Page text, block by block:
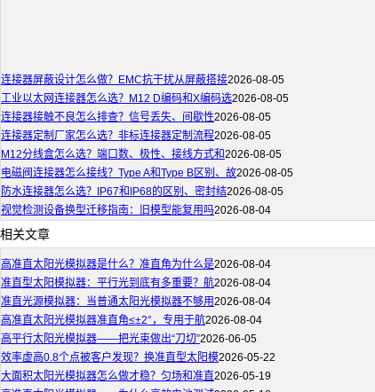
连接器屏蔽设计怎么做？EMC抗干扰从屏蔽搭接2026-08-05
工业以太网连接器怎么选？M12 D编码和X编码选2026-08-05
连接器接触不良怎么排查？信号丢失、间歇性2026-08-05
连接器定制厂家怎么选？非标连接器定制流程2026-08-05
M12分线盒怎么选？端口数、极性、接线方式和2026-08-05
电磁阀连接器怎么接线？Type A和Type B区别、故2026-08-05
防水连接器怎么选？IP67和IP68的区别、密封结2026-08-05
视觉检测设备换型迁移指南：旧模型能复用吗2026-08-04
相关文章
高准直太阳光模拟器是什么？准直角为什么是2026-08-04
准直型太阳模拟器：平行光到底有多重要？航2026-08-04
准直光源模拟器：当普通太阳光模拟器不够用2026-08-04
高准直太阳光模拟器准直角≤±2°，专用于航2026-08-04
高平行太阳光模拟器——把光束做出“刀切”2026-06-05
效率虚高0.8个点被客户发现？换准直型太阳模2026-05-22
大面积太阳光模拟器怎么做才稳？匀场和准直2026-05-19